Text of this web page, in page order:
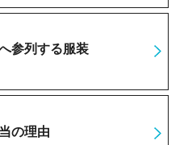
参列する服装
の理由